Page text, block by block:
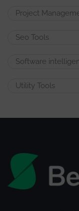
Project
Seo Tools
Software
Utility Tools